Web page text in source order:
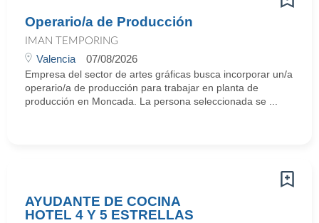
Operario/a de Producción
IMAN TEMPORING
Valencia 07/08/2026
Empresa del sector de artes gráficas busca incorporar un/a
operario/a de producción para trabajar en planta de
producción en Moncada. La persona seleccionada se ...
AYUDANTE DE COCINA
HOTEL 4 Y 5 ESTRELLAS